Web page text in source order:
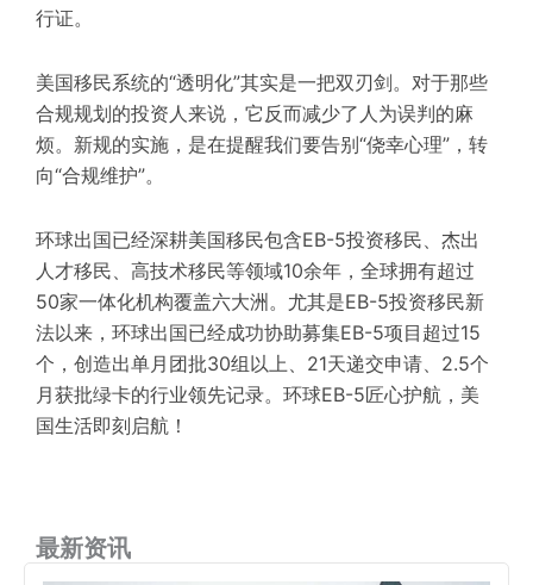
行证。
美国移民系统的“透明化”其实是一把双刃剑。对于那些
合规规划的投资人来说，它反而减少了人为误判的麻
烦。新规的实施，是在提醒我们要告别“侥幸心理”，转
向“合规维护”。
环球出国已经深耕美国移民包含EB-5投资移民、杰出
人才移民、高技术移民等领域10余年，全球拥有超过
50家一体化机构覆盖六大洲。尤其是EB-5投资移民新
法以来，环球出国已经成功协助募集EB-5项目超过15
个，创造出单月团批30组以上、21天递交申请、2.5个
月获批绿卡的行业领先记录。环球EB-5匠心护航，美
国生活即刻启航！
最新资讯